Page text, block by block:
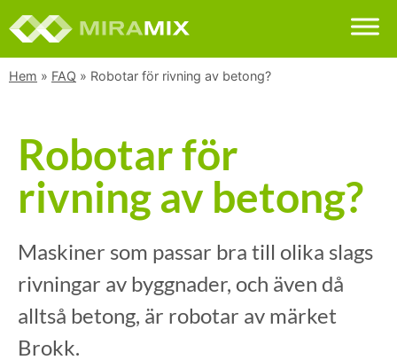
Hem » FAQ » Robotar för rivning av betong?
Robotar för
rivning av betong?
Maskiner som passar bra till olika slags
rivningar av byggnader, och även då
alltså betong, är robotar av märket
Brokk.